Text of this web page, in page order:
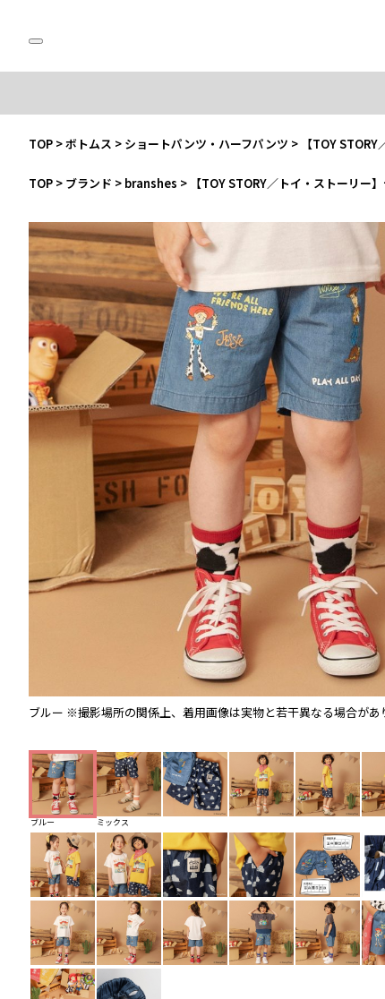
TOP >ボトムス > ショートパンツ・ハーフパンツ > 【TOY
TOP > ブランド > branshes > 【TOY STORY／トイ・ストーリー
ブルー ※撮影場所の関係上、着用画像は実物と若干異なる場合があ
ブルー ミックス